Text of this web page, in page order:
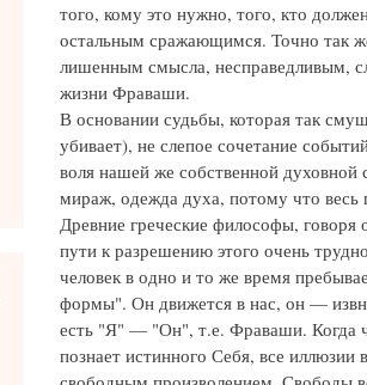
того, кому это нужно, того, кто
остальным сражающимся. Точно так
лишенным смысла, несправедливым,
жизни Фраваши.
В основании судьбы, которая так
убивает), не слепое сочетание
воля нашей же собственной
мираж, одежда духа, потому что
Древние греческие философы,
пути к разрешению этого очень
человек в одно и то же время
формы". Он движется в нас, он —
есть "Я" — "Он", т.е. Фраваши. Когда
познает истинного Себя, все